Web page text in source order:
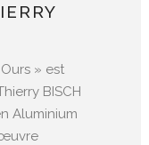
» est
BISCH
Aluminium